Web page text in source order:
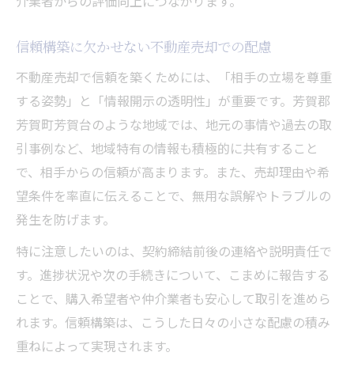
信頼構築に欠かせない不動産売却での配慮
不動産売却で信頼を築くためには、「相手の立場を尊重
する姿勢」と「情報開示の透明性」が重要です。芳賀郡
芳賀町芳賀台のような地域では、地元の事情や過去の取
引事例など、地域特有の情報も積極的に共有すること
で、相手からの信頼が高まります。また、売却理由や希
望条件を率直に伝えることで、無用な誤解やトラブルの
発生を防げます。
特に注意したいのは、契約締結前後の連絡や説明責任で
す。進捗状況や次の手続きについて、こまめに報告する
ことで、購入希望者や仲介業者も安心して取引を進めら
れます。信頼構築は、こうした日々の小さな配慮の積み
重ねによって実現されます。